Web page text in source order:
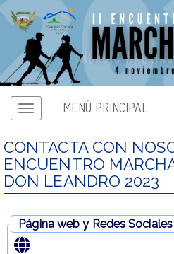
MENÚ PRINCIPAL
CONTACTA CON
ENCUENTRO
DON LEANDRO 2023
Página web y Redes Sociales